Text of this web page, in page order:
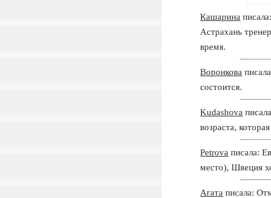
Кашарина
Астрахань
время.
Воронкова
состоится.
Kudashova
возраста,
Petrova писала:
место), Швеция
Агата писала: